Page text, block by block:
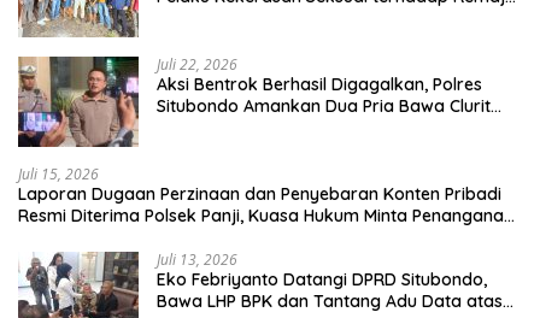
Juli 22, 2026
Aksi Bentrok Berhasil Digagalkan, Polres
Situbondo Amankan Dua Pria Bawa Clurit
Juli 15, 2026
Laporan Dugaan Perzinaan dan Penyebaran Konten Pribadi
Resmi Diterima Polsek Panji, Kuasa Hukum Minta Penanganan
Juli 13, 2026
Eko Febriyanto Datangi DPRD Situbondo,
Bawa LHP BPK dan Tantang Adu Data atas